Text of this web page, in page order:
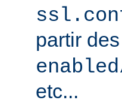
partir
etc...